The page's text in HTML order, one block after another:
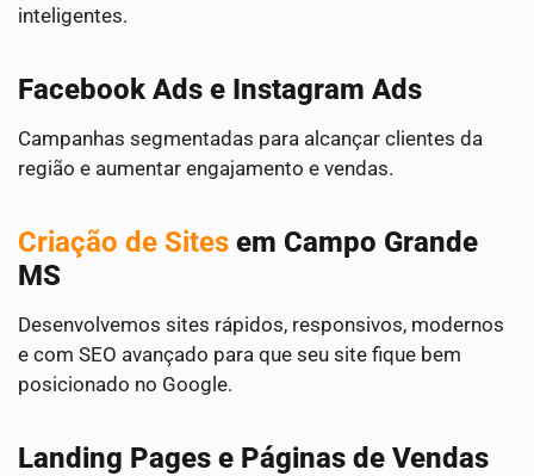
inteligentes.
Facebook Ads e Instagram Ads
Campanhas segmentadas para alcançar clientes da
região e aumentar engajamento e vendas.
Criação de Sites em Campo Grande
MS
Desenvolvemos sites rápidos, responsivos, modernos
e com SEO avançado para que seu site fique bem
posicionado no Google.
Landing Pages e Páginas de Vendas